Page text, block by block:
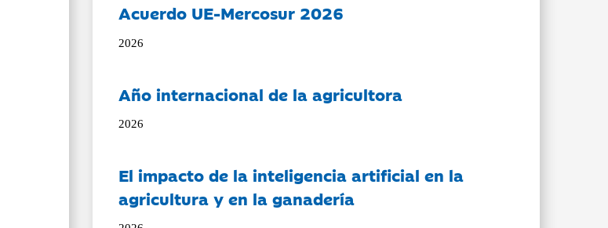
Acuerdo UE-Mercosur 2026
2026
Año internacional de la agricultora
2026
El impacto de la inteligencia artificial en la
agricultura y en la ganadería